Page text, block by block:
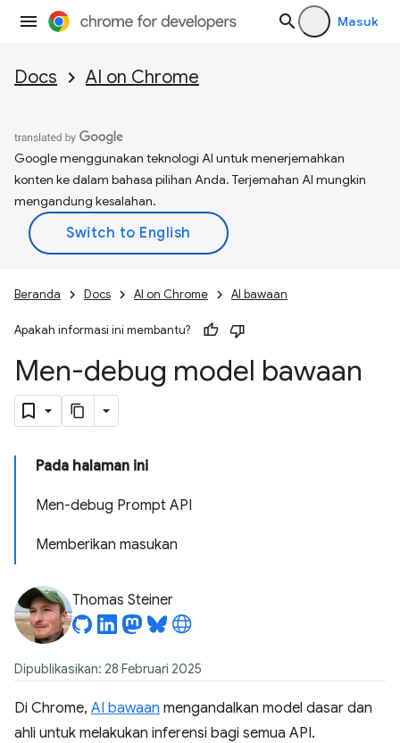
Masuk
Docs AI on Chrome
Google menggunakan teknologi AI untuk menerjemahkan
konten ke dalam bahasa pilihan Anda. Terjemahan AI mungkin
mengandung kesalahan.
Beranda Docs AI on Chrome AI bawaan
Apakah informasi ini membantu?
Men-debug model bawaan
Pada halaman ini
Men-debug Prompt API
Memberikan masukan
Thomas Steiner
Dipublikasikan: 28 Februari 2025
Di Chrome, AI bawaan mengandalkan model dasar dan
ahli untuk melakukan inferensi bagi semua API.